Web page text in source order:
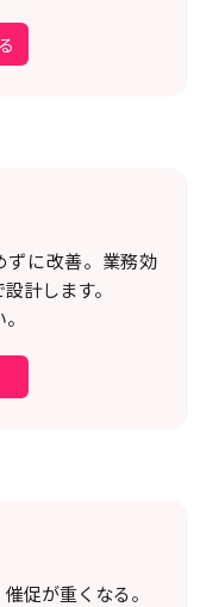
に改善。 業務効
計します。
促が重くなる。